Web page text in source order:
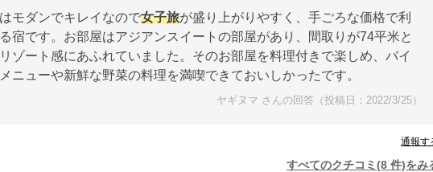
モダンでキレイなので女子旅が盛り上がりやすく、手ごろな価格で利
宿です。お部屋はアジアンスイートの部屋があり、間取りが74平米と
ゾート感にあふれていました。そのお部屋を料理付きで楽しめ、バイ
ニューや新鮮な野菜の料理を満喫できておいしかったです。
ヤギヌマ さんの回答（投稿日：2022/3/25）
通報す
すべてのクチコミ(8 件)をみ